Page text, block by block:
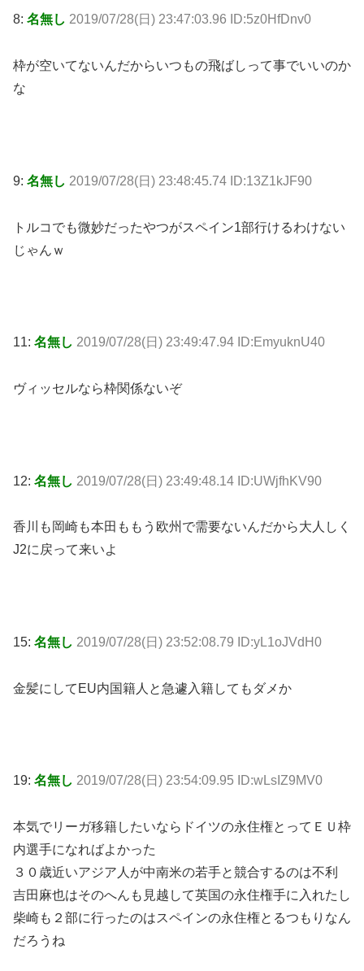
8: 名無し 2019/07/28(日) 23:47:03.96 ID:5z0HfDnv0
枠が空いてないんだからいつもの飛ばしって事でいいのか
な
9: 名無し 2019/07/28(日) 23:48:45.74 ID:13Z1kJF90
トルコでも微妙だったやつがスペイン1部行けるわけない
じゃんｗ
11: 名無し 2019/07/28(日) 23:49:47.94 ID:EmyuknU40
ヴィッセルなら枠関係ないぞ
12: 名無し 2019/07/28(日) 23:49:48.14 ID:UWjfhKV90
香川も岡崎も本田ももう欧州で需要ないんだから大人しく
J2に戻って来いよ
15: 名無し 2019/07/28(日) 23:52:08.79 ID:yL1oJVdH0
金髪にしてEU内国籍人と急遽入籍してもダメか
19: 名無し 2019/07/28(日) 23:54:09.95 ID:wLsIZ9MV0
本気でリーガ移籍したいならドイツの永住権とってＥＵ枠
内選手になればよかった
３０歳近いアジア人が中南米の若手と競合するのは不利
吉田麻也はそのへんも見越して英国の永住権手に入れたし
柴崎も２部に行ったのはスペインの永住権とるつもりなん
だろうね